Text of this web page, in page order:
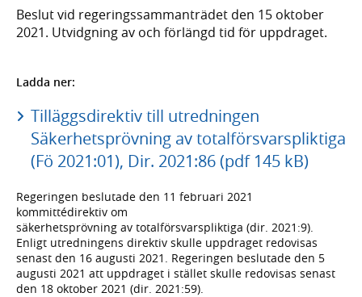
Beslut vid regeringssammanträdet den 15 oktober
2021. Utvidgning av och förlängd tid för uppdraget.
Ladda ner:
Tilläggsdirektiv till utredningen
Säkerhetsprövning av totalförsvarspliktiga
(Fö 2021:01), Dir. 2021:86 (pdf 145 kB)
Regeringen beslutade den 11 februari 2021
kommittédirektiv om
säkerhetsprövning av totalförsvarspliktiga (dir. 2021:9).
Enligt utredningens direktiv skulle uppdraget redovisas
senast den 16 augusti 2021. Regeringen beslutade den 5
augusti 2021 att uppdraget i stället skulle redovisas senast
den 18 oktober 2021 (dir. 2021:59).